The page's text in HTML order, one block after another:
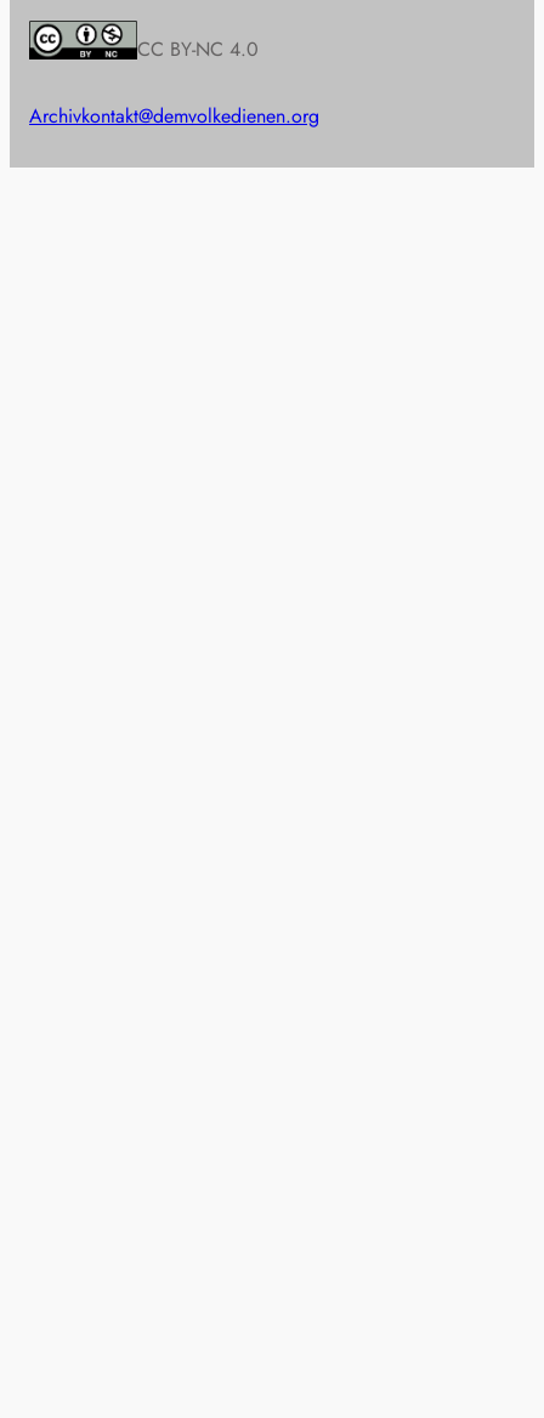
CC BY-NC 4.0
Archivkontakt@demvolkedienen.org